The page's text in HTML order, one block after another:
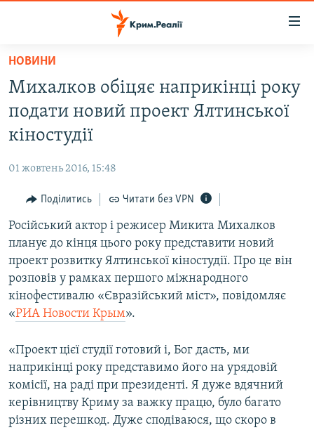
Перейти
основного
матеріалу
Перейти
до
основної
Перейти
пошуку
ВІДЕО ТА ФОТО
БЛОГИ
ПОГЛЯД
ІНТЕРВ'Ю
ВСЕ ЗА ДЕНЬ
СПЕЦПРОЕКТИ
ДЕПОРТАЦІЯ
СВІДЧЕННЯ ОКУПАЦІЇ
УКРАЇНСЬКА ПРОБЛЕМА КРИМУ
ІНФОГРАФІКА
ЯК ОБІЙТИ БЛОКУВАННЯ
Qırımtatar
ДОЛУЧАЙСЯ!
НОВИНИ
Михалков обіцяє наприкінці року
подати новий проект Ялтинської
кіностудії
01 жовтень 2016, 15:48
Поділитись Читати без VPN
Російський актор і режисер Микита Михалков
планує до кінця цього року представити новий
проект розвитку Ялтинської кіностудії. Про це він
розповів у рамках першого міжнародного
кінофестивалю «Євразійський міст», повідомляє
«РИА Новости Крым».
«Проект цієї студії готовий і, Бог дасть, ми
наприкінці року представимо його на урядовій
комісії, на раді при президенті. Я дуже вдячний
керівництву Криму за важку працю, було багато
різних перешкод. Дуже сподіваюся, що скоро в